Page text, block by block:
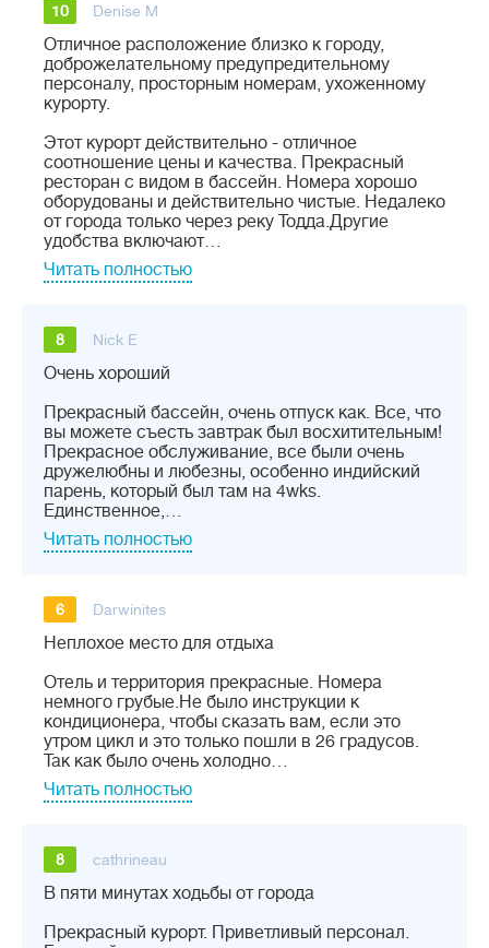
10 Denise M
Отличное расположение близко к городу,
доброжелательному предупредительному
персоналу, просторным номерам, ухоженному
курорту.
Этот курорт действительно - отличное
соотношение цены и качества. Прекрасный
ресторан с видом в бассейн. Номера хорошо
оборудованы и действительно чистые. Недалеко
от города только через реку Тодда.Другие
удобства включают…
Читать полностью
8 Nick E
Очень хороший
Прекрасный бассейн, очень отпуск как. Все, что
вы можете съесть завтрак был восхитительным!
Прекрасное обслуживание, все были очень
дружелюбны и любезны, особенно индийский
парень, который был там на 4wks.
Единственное,…
Читать полностью
6 Darwinites
Неплохое место для отдыха
Отель и территория прекрасные. Номера
немного грубые.Не было инструкции к
кондиционера, чтобы сказать вам, если это
утром цикл и это только пошли в 26 градусов.
Так как было очень холодно…
Читать полностью
8 cathrineau
В пяти минутах ходьбы от города
Прекрасный курорт. Приветливый персонал.